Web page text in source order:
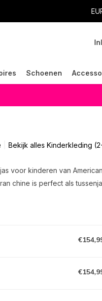
Schoenen
Bekijk alles Kinderkleding
voor kinderen van
chine is perfect als